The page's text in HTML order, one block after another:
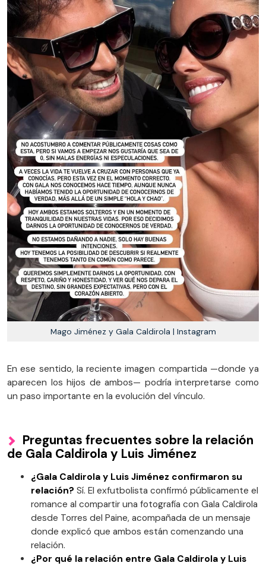
Mago Jiménez y Gala Caldirola | Instagram
En ese sentido, la reciente imagen compartida —donde ya
aparecen los hijos de ambos— podría interpretarse como
un paso importante en la evolución del vínculo.
Preguntas frecuentes sobre la relación
de Gala Caldirola y Luis Jiménez
¿Gala Caldirola y Luis Jiménez confirmaron su
relación? Sí. El exfutbolista confirmó públicamente el
romance al compartir una fotografía con Gala Caldirola
desde Torres del Paine, acompañada de un mensaje
donde explicó que ambos están comenzando una
relación.
¿Por qué la relación entre Gala Caldirola y Luis